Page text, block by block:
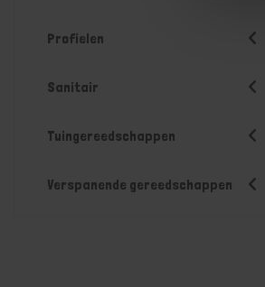
Profielen
Sanitair
Tuingereedschappen
Verspanende gereedschappen